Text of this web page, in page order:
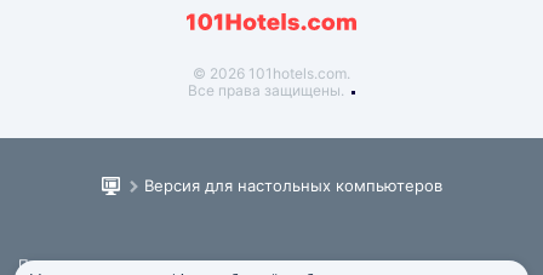
© 2026 101hotels.com.
Все права защищены.
Версия для настольных компьютеров
Пользовательское соглашение